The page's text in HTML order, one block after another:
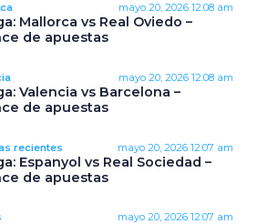
mayo 20, 2026 12:08 am
Mallorca vs Real Oviedo –
de apuestas
mayo 20, 2026 12:08 am
Valencia vs Barcelona –
de apuestas
recientes mayo 20, 2026 12:07 am
Espanyol vs Real Sociedad –
de apuestas
mayo 20, 2026 12:07 am